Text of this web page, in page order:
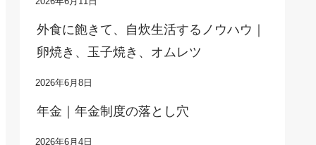
外食に飽きて、自炊生活するノウハウ｜
卵焼き、玉子焼き、オムレツ
2026年6月8日
年金｜年金制度の落とし穴
2026年6月4日